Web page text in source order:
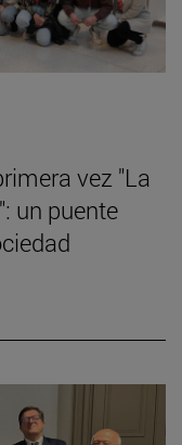
vez "La
un puente